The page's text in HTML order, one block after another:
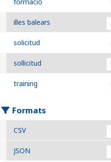
formació
illes balears
solicitud
sollicitud
training
Formats
CSV
JSON